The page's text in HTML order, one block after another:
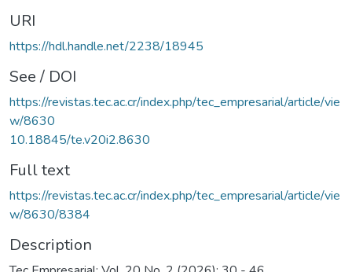
URI
https://hdl.handle.net/2238/18945
See / DOI
https://revistas.tec.ac.cr/index.php/tec_empresarial/article/vie
w/8630
10.18845/te.v20i2.8630
Full text
https://revistas.tec.ac.cr/index.php/tec_empresarial/article/vie
w/8630/8384
Description